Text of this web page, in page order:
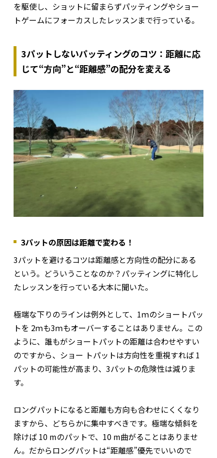
を駆使し、ショットに留まらずパッティングやショー
トゲームにフォーカスしたレッスンまで行っている。
3パットしないパッティングのコツ：距離に応
じて“方向”と“距離感”の配分を変える
3パットの原因は距離で変わる！
3パットを避けるコツは距離感と方向性の配分にある
という。どういうことなのか？パッティングに特化し
たレッスンを行っている大本に聞いた。
極端な下りのラインは例外として、1ｍのショートパッ
トを 2ｍも3ｍもオーバーすることはありません。この
ように、誰もがショートパットの距離は合わせやすい
のですから、ショー トパットは方向性を重視すれば 1
パットの可能性が高まり、3パットの危険性は減りま
す。
ロングパットになると距離も方向も合わせにくくなり
ますから、どちらかに集中すべきです。極端な傾斜を
除けば 10 mのパットで、10 m曲がることはありませ
ん。だからロングパットは“距離感”優先でいいので